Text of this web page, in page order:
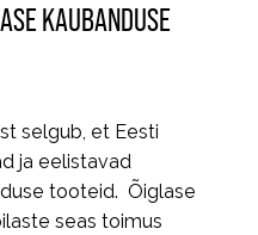
KAUBANDUSE
selgub, et Eesti
ja eelistavad
tooteid. Õiglase
seas toimus